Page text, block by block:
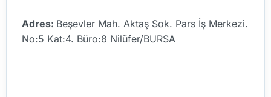
Adres: Beşevler Mah. Aktaş Sok. Pars İş Merkezi.
No:5 Kat:4. Büro:8 Nilüfer/BURSA